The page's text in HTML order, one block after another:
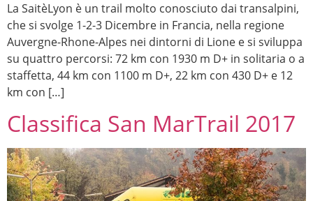
La SaitèLyon è un trail molto conosciuto dai transalpini,
che si svolge 1-2-3 Dicembre in Francia, nella regione
Auvergne-Rhone-Alpes nei dintorni di Lione e si sviluppa
su quattro percorsi: 72 km con 1930 m D+ in solitaria o a
staffetta, 44 km con 1100 m D+, 22 km con 430 D+ e 12
km con […]
Classifica San MarTrail 2017